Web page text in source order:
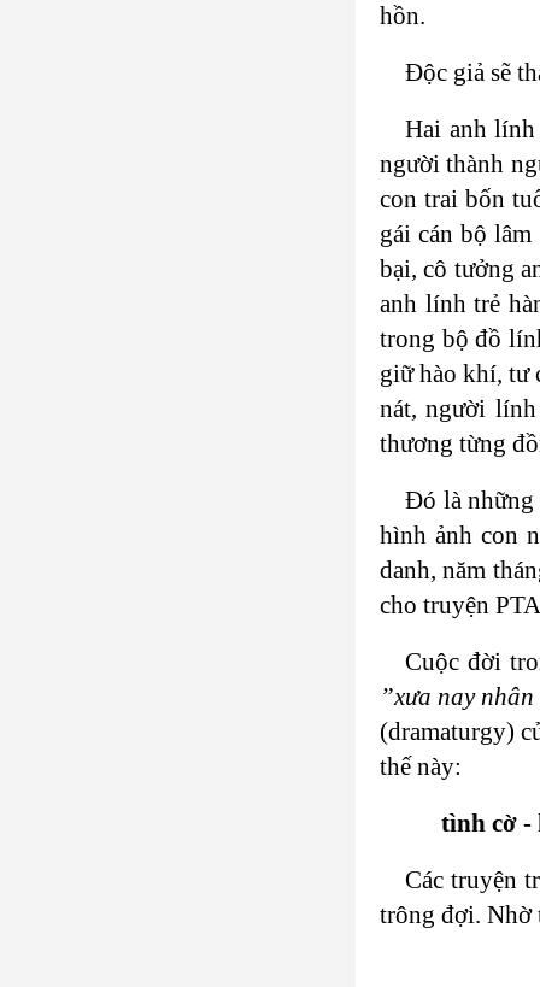
hồn.
Độc giả sẽ
Hai anh lính
người thành
con trai bốn
gái cán bộ
bại, cô tưởng
anh lính trẻ
trong bộ đồ
giữ hào khí, tư
nát, người
thương từng
Đó là những
hình ảnh con
danh, năm
cho truyện
Cuộc đời
”xưa nay
(dramaturgy)
thế này:
tình cờ -
Các truyện
trông đợi. Nhờ